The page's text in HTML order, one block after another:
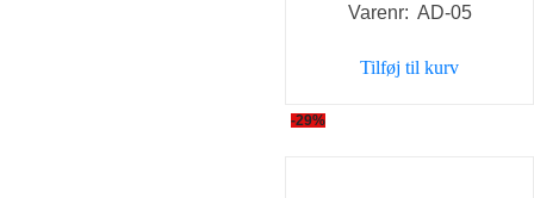
Varenr: AD-05
Tilføj til kurv
-29%